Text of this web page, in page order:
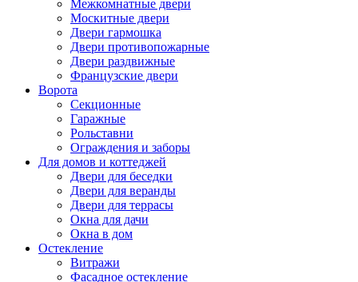
Межкомнатные двери
Москитные двери
Двери гармошка
Двери противопожарные
Двери раздвижные
Французские двери
Ворота
Секционные
Гаражные
Рольставни
Ограждения и заборы
Для домов и коттеджей
Двери для беседки
Двери для веранды
Двери для террасы
Окна для дачи
Окна в дом
Остекление
Витражи
Фасадное остекление